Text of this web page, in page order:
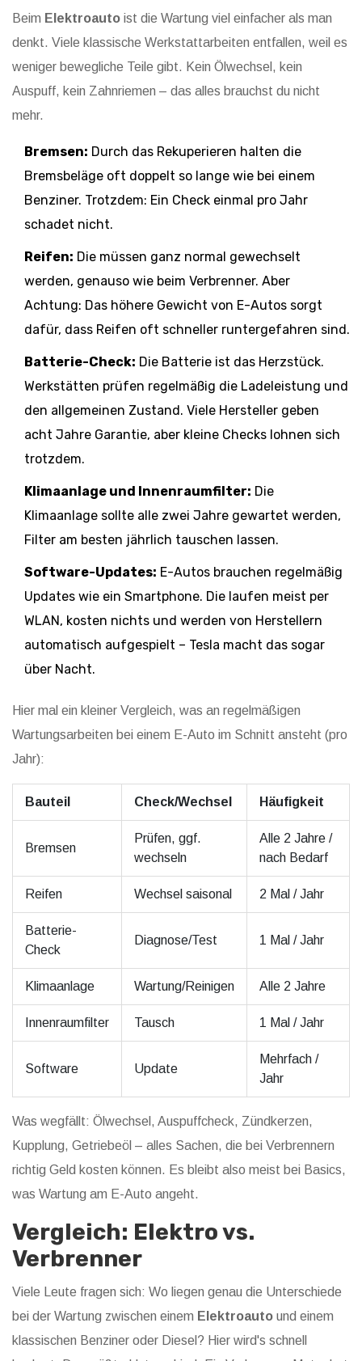
Beim Elektroauto ist die Wartung viel einfacher als man
denkt. Viele klassische Werkstattarbeiten entfallen, weil es
weniger bewegliche Teile gibt. Kein Ölwechsel, kein
Auspuff, kein Zahnriemen – das alles brauchst du nicht
mehr.
Bremsen: Durch das Rekuperieren halten die
Bremsbeläge oft doppelt so lange wie bei einem
Benziner. Trotzdem: Ein Check einmal pro Jahr
schadet nicht.
Reifen: Die müssen ganz normal gewechselt
werden, genauso wie beim Verbrenner. Aber
Achtung: Das höhere Gewicht von E-Autos sorgt
dafür, dass Reifen oft schneller runtergefahren sind.
Batterie-Check: Die Batterie ist das Herzstück.
Werkstätten prüfen regelmäßig die Ladeleistung und
den allgemeinen Zustand. Viele Hersteller geben
acht Jahre Garantie, aber kleine Checks lohnen sich
trotzdem.
Klimaanlage und Innenraumfilter: Die
Klimaanlage sollte alle zwei Jahre gewartet werden,
Filter am besten jährlich tauschen lassen.
Software-Updates: E-Autos brauchen regelmäßig
Updates wie ein Smartphone. Die laufen meist per
WLAN, kosten nichts und werden von Herstellern
automatisch aufgespielt – Tesla macht das sogar
über Nacht.
Hier mal ein kleiner Vergleich, was an regelmäßigen
Wartungsarbeiten bei einem E-Auto im Schnitt ansteht (pro
Jahr):
Bauteil Check/Wechsel Häufigkeit
Bremsen
Prüfen, ggf.
wechseln
Alle 2 Jahre /
nach Bedarf
Reifen Wechsel saisonal 2 Mal / Jahr
Batterie-
Check
Diagnose/Test 1 Mal / Jahr
Klimaanlage Wartung/Reinigen Alle 2 Jahre
Innenraumfilter Tausch 1 Mal / Jahr
Software Update
Mehrfach /
Jahr
Was wegfällt: Ölwechsel, Auspuffcheck, Zündkerzen,
Kupplung, Getriebeöl – alles Sachen, die bei Verbrennern
richtig Geld kosten können. Es bleibt also meist bei Basics,
was Wartung am E-Auto angeht.
Vergleich: Elektro vs.
Verbrenner
Viele Leute fragen sich: Wo liegen genau die Unterschiede
bei der Wartung zwischen einem Elektroauto und einem
klassischen Benziner oder Diesel? Hier wird's schnell